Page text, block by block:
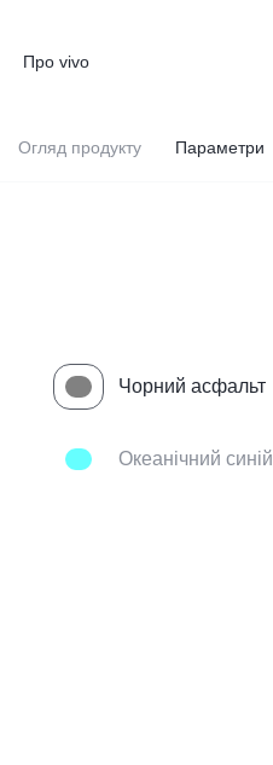
Про vivo
Огляд продукту Параметри
Чорний асфальт
Океанічний синій